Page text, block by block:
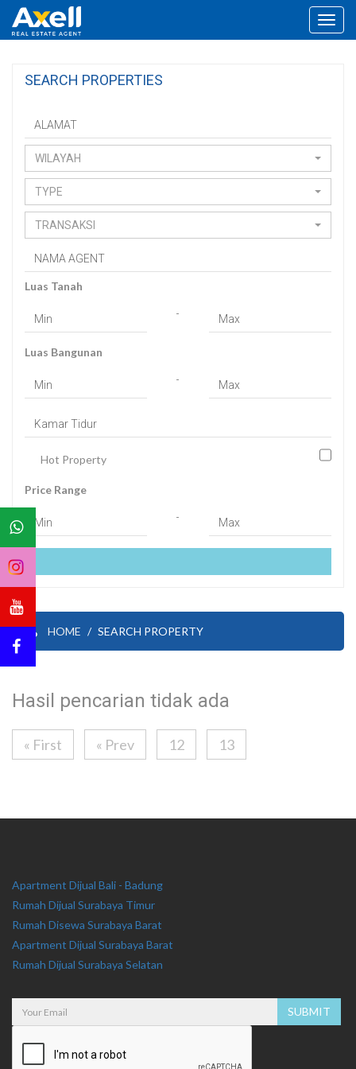
SEARCH PROPERTIES
WILAYAH
TYPE
TRANSAKSI
Luas Tanah
-
Luas Bangunan
-
Hot Property
Price Range
-
HOME SEARCH PROPERTY
Hasil pencarian tidak ada
« First « Prev 12 13
Apartment Dijual Bali - Badung
Rumah Dijual Surabaya Timur
Rumah Disewa Surabaya Barat
Apartment Dijual Surabaya Barat
Rumah Dijual Surabaya Selatan